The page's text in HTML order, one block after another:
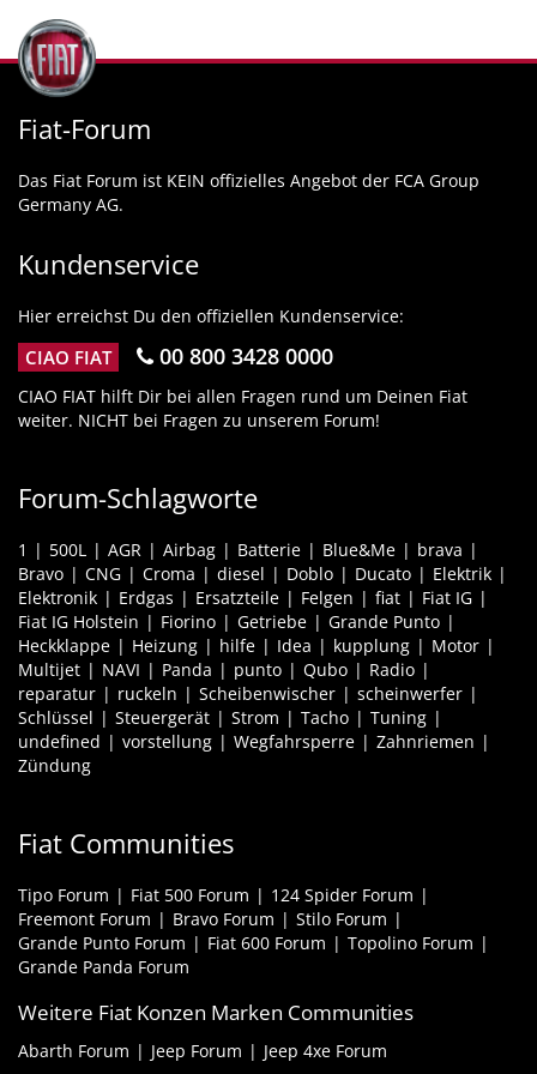
Fiat-Forum
Das Fiat Forum ist KEIN offizielles Angebot der FCA Group
Germany AG.
Kundenservice
Hier erreichst Du den offiziellen Kundenservice:
CIAO FIAT 00 800 3428 0000
CIAO FIAT hilft Dir bei allen Fragen rund um Deinen Fiat
weiter. NICHT bei Fragen zu unserem Forum!
Forum-Schlagworte
1 500L AGR Airbag Batterie Blue&Me
brava
Bravo
CNG Croma diesel Doblo Ducato
Elektrik
Elektronik
Erdgas Ersatzteile Felgen fiat
Fiat IG
Fiat IG Holstein
Fiorino Getriebe
Grande Punto
Heckklappe
Heizung hilfe Idea kupplung
Motor
Multijet
NAVI Panda punto Qubo
Radio
reparatur
ruckeln Scheibenwischer
scheinwerfer
Schlüssel
Steuergerät Strom Tacho
Tuning
undefined
vorstellung Wegfahrsperre
Zahnriemen
Zündung
Fiat Communities
Tipo Forum Fiat 500 Forum
124 Spider Forum
Freemont Forum
Bravo Forum
Stilo Forum
Grande Punto Forum
Fiat 600 Forum
Topolino Forum
Grande Panda Forum
Weitere Fiat Konzen Marken Communities
Abarth Forum Jeep Forum Jeep 4xe Forum